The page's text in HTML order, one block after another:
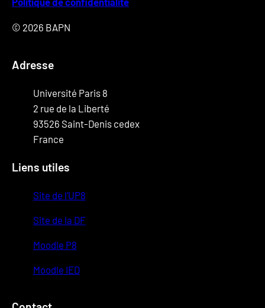
© 2026 BAPN
Adresse
Université Paris 8
2 rue de la Liberté
93526 Saint-Denis cedex
France
Liens utiles
Site de l’UP8
Site de la DF
Moodle P8
Moodle IED